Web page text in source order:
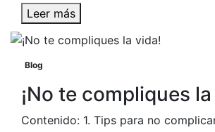
Leer más
Blog
¡No te compliques
Contenido: 1. Tips para no